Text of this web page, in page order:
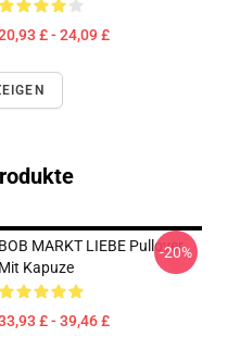
£ - 24,09 £
BOB MARKT LIEBE Pullover
Mit Kapuze
£ - 39,46 £
-20%